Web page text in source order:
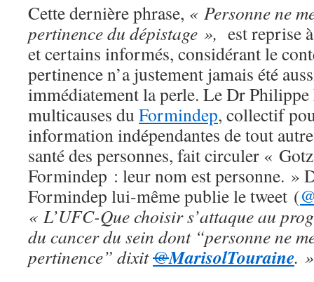
Cette dernière phrase, « Personne ne
pertinence du dépistage », est reprise
et certains informés, considérant le
pertinence n’a justement jamais été
immédiatement la perle. Le Dr
multicauses du Formindep, collectif
information indépendantes de tout
santé des personnes, fait circuler «
Formindep : leur nom est personne. »
Formindep lui-même publie le tweet (
« L’UFC-Que choisir s’attaque au
du cancer du sein dont “personne ne
pertinence” dixit@MarisolTouraine. »